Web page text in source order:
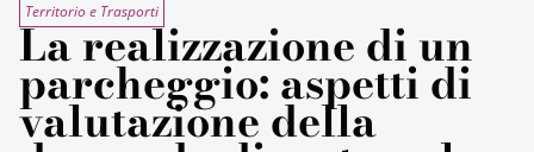
Territorio e Trasporti
La realizzazione di un
parcheggio: aspetti di
valutazione della